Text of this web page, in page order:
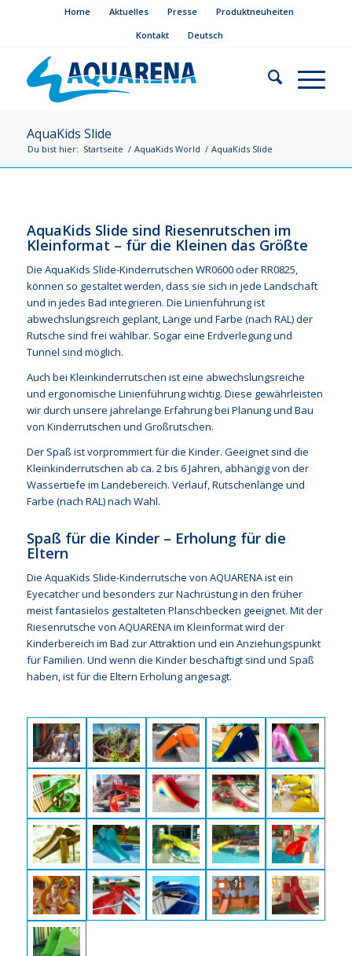
Home Aktuelles Presse
Produktneuheiten
Kontakt
Deutsch
AquaKids Slide
Du bist hier: Startseite / AquaKids World / AquaKids Slide
AquaKids Slide sind Riesenrutschen im
Kleinformat – für die Kleinen das Größte
Die AquaKids Slide-Kinderrutschen WR0600 oder RR0825,
können so gestaltet werden, dass sie sich in jede Landschaft
und in jedes Bad integrieren. Die Linienführung ist
abwechslungsreich geplant, Länge und Farbe (nach RAL) der
Rutsche sind frei wählbar. Sogar eine Erdverlegung und
Tunnel sind möglich.
Auch bei Kleinkinderrutschen ist eine abwechslungsreiche
und ergonomische Linienführung wichtig. Diese gewährleisten
wir durch unsere jahrelange Erfahrung bei Planung und Bau
von Kinderrutschen und Großrutschen.
Der Spaß ist vorprommiert für die Kinder. Geeignet sind die
Kleinkinderrutschen ab ca. 2 bis 6 Jahren, abhängig von der
Wassertiefe im Landebereich. Verlauf, Rutschenlänge und
Farbe (nach RAL) nach Wahl.
Spaß für die Kinder – Erholung für die
Eltern
Die AquaKids Slide-Kinderrutsche von AQUARENA ist ein
Eyecatcher und besonders zur Nachrüstung in den früher
meist fantasielos gestalteten Planschbecken geeignet. Mit der
Riesenrutsche von AQUARENA im Kleinformat wird der
Kinderbereich im Bad zur Attraktion und ein Anziehungspunkt
für Familien. Und wenn die Kinder beschäftigt sind und Spaß
haben, ist für die Eltern Erholung angesagt.